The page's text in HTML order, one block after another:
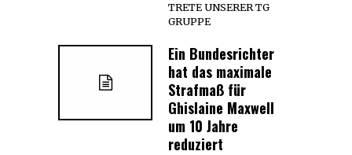
TRETE UNSERER TG
GRUPPE
Ein Bundesrichter
hat das maximale
Strafmaß für
Ghislaine Maxwell
um 10 Jahre
reduziert